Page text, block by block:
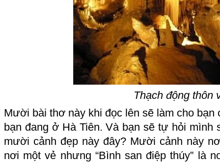
Thạch động thôn
Mười bài thơ này khi đọc lên sẽ làm cho bạn
bạn đang ở Hà Tiên. Và bạn sẽ tự hỏi mình
mười cảnh đẹp này đây? Mười cảnh này
nơi một vẻ nhưng “Bình san điệp thúy” là